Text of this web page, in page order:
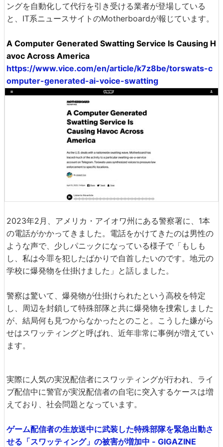
ングを自動化して代行を引き受ける業者が登場している
と、IT系ニュースサイトのMotherboardが報じています。
A Computer Generated Swatting Service Is Causing H
avoc Across America
https://www.vice.com/en/article/k7z8be/torswats-c
omputer-generated-ai-voice-swatting
2023年2月、アメリカ・アイオワ州にある警察署に、1本
の電話がかかってきました。電話をかけてきたのは男性の
ような声で、少しパニックになっている様子で「もしも
し、私は今罪を犯したばかりで自首したいのです。地元の
学校に爆発物を仕掛けました」と話しました。
警察は驚いて、爆発物が仕掛けられたという高校を特定
し、周辺を封鎖して特殊部隊と共に爆発物を捜索しました
が、結局何も見つからなかったとのこと。こうした嫌がら
せはスワッティングと呼ばれ、近年非常に事例が増えてい
ます。
実際に人気の実況配信者にスワッティングが行われ、ライ
ブ配信中に警官が実況配信者の自宅に突入するケースは増
えており、社会問題となっています。
ゲーム配信者の生放送中に武装した特殊部隊を緊急出動さ
せる「スワッティング」の被害が増加中 - GIGAZINE